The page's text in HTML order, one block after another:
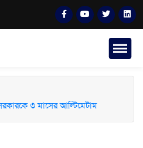
৩ মাসের আল্টিমেটাম